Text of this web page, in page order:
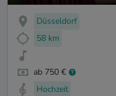
Düsseldorf
58 km
ab 750 €
Hochzeit